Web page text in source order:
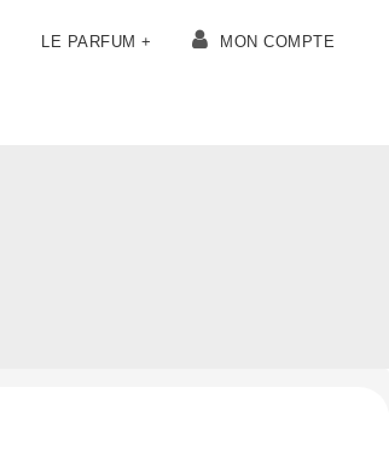
LE PARFUM + MON COMPTE